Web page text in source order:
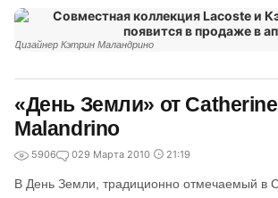
Дизайнер Кэтрин Маландрино
«День Земли» от Catherine
Malandrino
5906 029 Марта 2010 21:19
В День Земли, традиционно отмечаемый в